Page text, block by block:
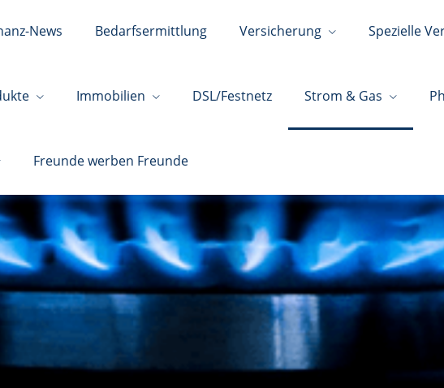
News Bedarfsermittlung Versicherung Spezielle
Immobilien DSL/Festnetz Strom & Gas
Freunde werben Freunde